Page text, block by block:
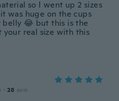
so I went up 2 sizes
was huge on the cups
belly 😂 but this is the
your real size with this
· 28 avis